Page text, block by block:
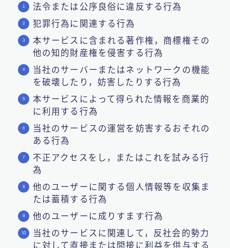
法令または公序良俗に違反する行為
犯罪行為に関連する行為
本サービスに含まれる著作権，商標権その
他の知的財産権を侵害する行為
当社のサーバーまたはネットワークの機能
を破壊したり，妨害したりする行為
本サービスによって得られた情報を商業的
に利用する行為
当社のサービスの運営を妨害するおそれの
ある行為
不正アクセスをし，またはこれを試みる行
為
他のユーザーに関する個人情報等を収集ま
たは蓄積する行為
他のユーザーに成りすます行為
当社のサービスに関連して，反社会的勢力
に対して直接または間接に利益を供与する